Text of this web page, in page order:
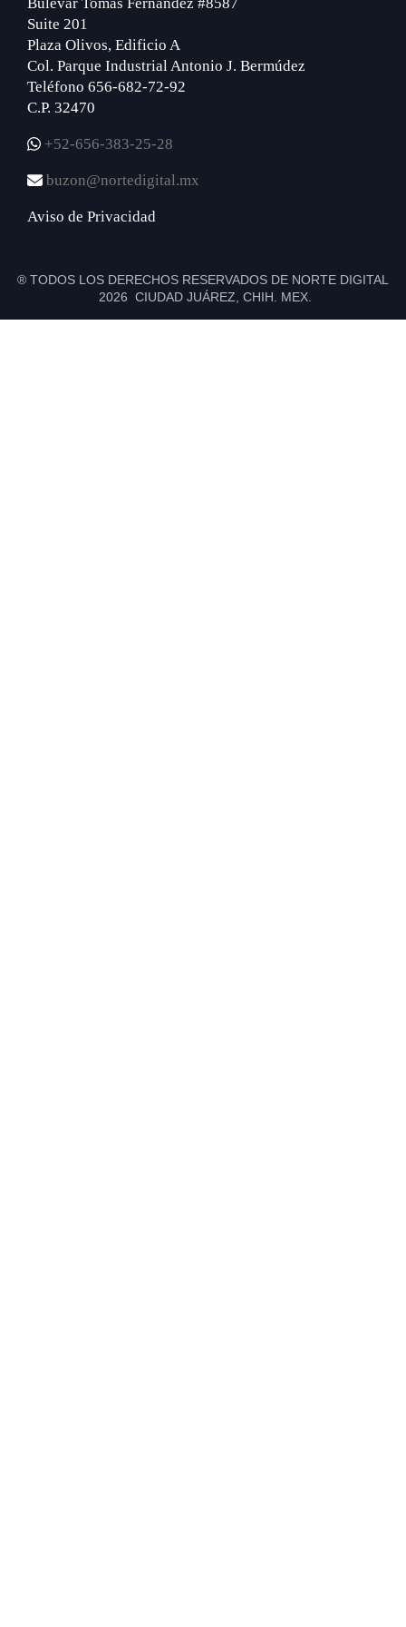
Bulevar Tomás Fernández #8587
Suite 201
Plaza Olivos, Edificio A
Col. Parque Industrial Antonio J. Bermúdez
Teléfono 656-682-72-92
C.P. 32470
+52-656-383-25-28
buzon@nortedigital.mx
Aviso de Privacidad
® TODOS LOS DERECHOS RESERVADOS DE NORTE DIGITAL
2026 CIUDAD JUÁREZ, CHIH. MEX.